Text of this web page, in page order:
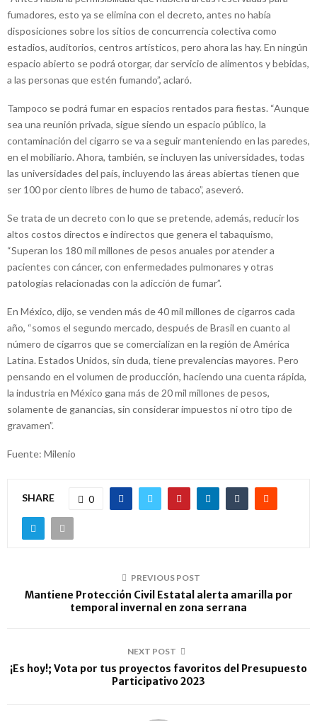
fumadores, esto ya se elimina con el decreto, antes no había
disposiciones sobre los sitios de concurrencia colectiva como
estadios, auditorios, centros artísticos, pero ahora las hay. En ningún
espacio abierto se podrá otorgar, dar servicio de alimentos y bebidas,
a las personas que estén fumando”, aclaró.
Tampoco se podrá fumar en espacios rentados para fiestas. “Aunque
sea una reunión privada, sigue siendo un espacio público, la
contaminación del cigarro se va a seguir manteniendo en las paredes,
en el mobiliario. Ahora, también, se incluyen las universidades, todas
las universidades del país, incluyendo las áreas abiertas tienen que
ser 100 por ciento libres de humo de tabaco”, aseveró.
Se trata de un decreto con lo que se pretende, además, reducir los
altos costos directos e indirectos que genera el tabaquismo,
“Superan los 180 mil millones de pesos anuales por atender a
pacientes con cáncer, con enfermedades pulmonares y otras
patologías relacionadas con la adicción de fumar”.
En México, dijo, se venden más de 40 mil millones de cigarros cada
año, “somos el segundo mercado, después de Brasil en cuanto al
número de cigarros que se comercializan en la región de América
Latina. Estados Unidos, sin duda, tiene prevalencias mayores. Pero
pensando en el volumen de producción, haciendo una cuenta rápida,
la industria en México gana más de 20 mil millones de pesos,
solamente de ganancias, sin considerar impuestos ni otro tipo de
gravamen”.
Fuente: Milenio
SHARE 0
PREVIOUS POST
Mantiene Protección Civil Estatal alerta amarilla por
temporal invernal en zona serrana
NEXT POST
¡Es hoy!; Vota por tus proyectos favoritos del Presupuesto
Participativo 2023